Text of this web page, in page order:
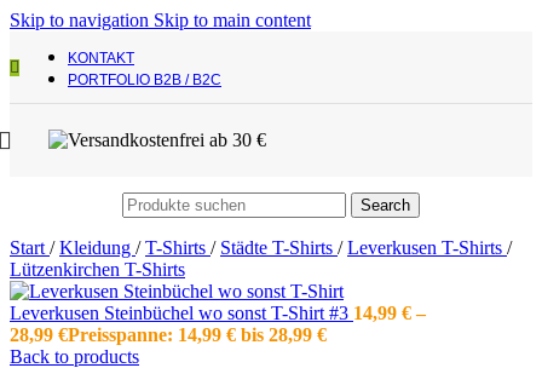
Skip to navigation Skip to main content
KONTAKT
PORTFOLIO B2B / B2C
Search
Start / Kleidung / T-Shirts / Städte T-Shirts / Leverkusen T-Shirts /
Lützenkirchen T-Shirts
Leverkusen Steinbüchel wo sonst T-Shirt #3 14,99 € –
28,99 €Preisspanne: 14,99 € bis 28,99 €
Back to products